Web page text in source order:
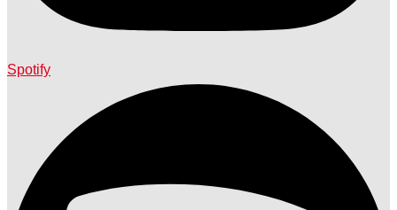
Spotify